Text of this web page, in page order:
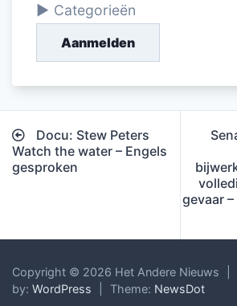
Categorieën
Aanmelden
Bericht
navigatie
Docu: Stew Peters
Watch the water – Engels
gesproken
gevaar
Copyright © 2026 Het Andere Nieuws
by: WordPress Theme: NewsDot